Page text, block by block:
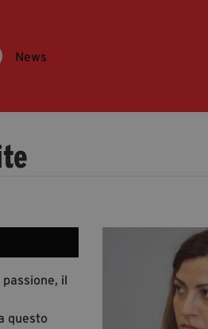
News
Ospiti
News & Kit
Accrediti
Cartella Stampa
Rassegna
il
questo